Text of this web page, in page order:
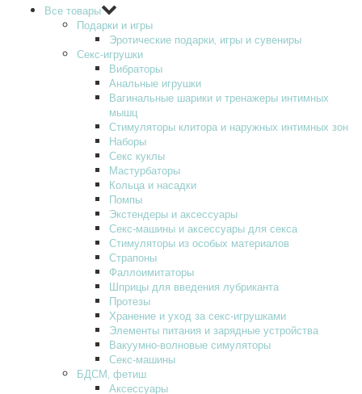
Все товары
Подарки и игры
Эротические подарки‚ игры и сувениры
Секс-игрушки
Вибраторы
Анальные игрушки
Вагинальные шарики и тренажеры интимных
мышц
Стимуляторы клитора и наружных интимных зон
Наборы
Секс куклы
Мастурбаторы
Кольца и насадки
Помпы
Экстендеры и аксессуары
Секс-машины и аксессуары для секса
Стимуляторы из особых материалов
Страпоны
Фаллоимитаторы
Шприцы для введения лубриканта
Протезы
Хранение и уход за секс-игрушками
Элементы питания и зарядные устройства
Вакуумно-волновые симуляторы
Секс-машины
БДСМ‚ фетиш
Аксессуары